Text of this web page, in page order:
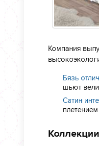
Компания
Бязь
шьют
Сатин